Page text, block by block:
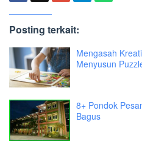
Posting terkait:
Mengasah
Menyusun
8+ Pondok
Bagus